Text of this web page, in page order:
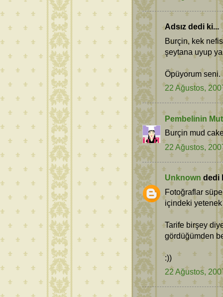
Adsız dedi ki...
Burçin, kek nefis
şeytana uyup
Öpüyorum seni.
22 Ağustos,
Pembelinin
Burçin mud
22 Ağustos,
Unknown dedi
Fotoğraflar
içindeki
Tarife birşey
gördüğümden
:))
22 Ağustos,